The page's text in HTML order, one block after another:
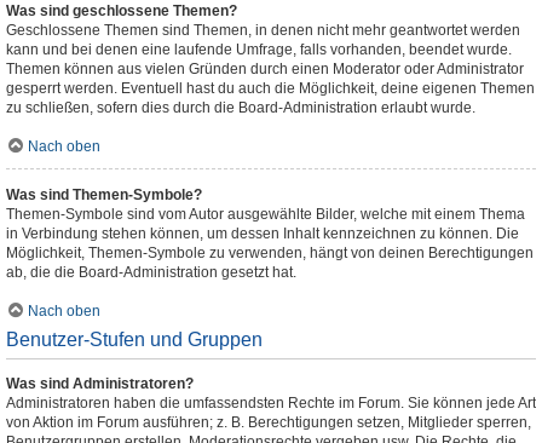
Was sind geschlossene Themen?
Geschlossene Themen sind Themen, in denen nicht mehr geantwortet werden
kann und bei denen eine laufende Umfrage, falls vorhanden, beendet wurde.
Themen können aus vielen Gründen durch einen Moderator oder Administrator
gesperrt werden. Eventuell hast du auch die Möglichkeit, deine eigenen Themen
zu schließen, sofern dies durch die Board-Administration erlaubt wurde.
Nach oben
Was sind Themen-Symbole?
Themen-Symbole sind vom Autor ausgewählte Bilder, welche mit einem Thema
in Verbindung stehen können, um dessen Inhalt kennzeichnen zu können. Die
Möglichkeit, Themen-Symbole zu verwenden, hängt von deinen Berechtigungen
ab, die die Board-Administration gesetzt hat.
Nach oben
Benutzer-Stufen und Gruppen
Was sind Administratoren?
Administratoren haben die umfassendsten Rechte im Forum. Sie können jede Art
von Aktion im Forum ausführen; z. B. Berechtigungen setzen, Mitglieder sperren,